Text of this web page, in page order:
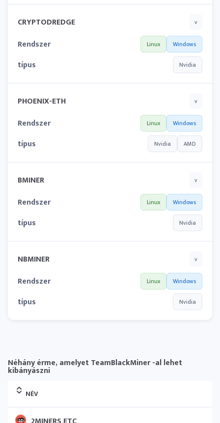
CRYPTODREDGE v
Rendszer Linux Windows
típus Nvidia
PHOENIX-ETH v
Rendszer Linux Windows
típus Nvidia AMD
BMINER v
Rendszer Linux Windows
típus Nvidia
NBMINER v
Rendszer Linux Windows
típus Nvidia
Néhány érme, amelyet TeamBlackMiner -al lehet
kibányászni
NÉV